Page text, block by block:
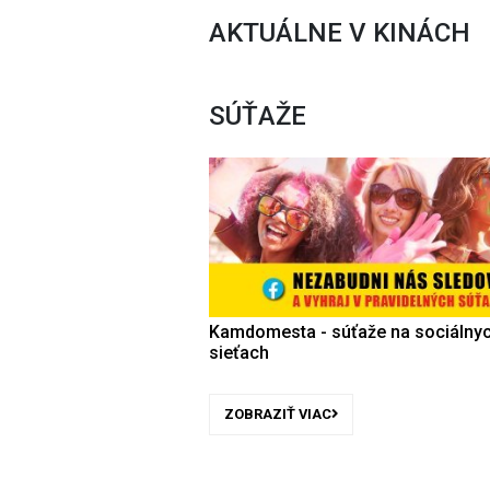
AKTUÁLNE V KINÁCH
SÚŤAŽE
Kamdomesta - súťaže na
sieťach
ZOBRAZIŤ VIAC